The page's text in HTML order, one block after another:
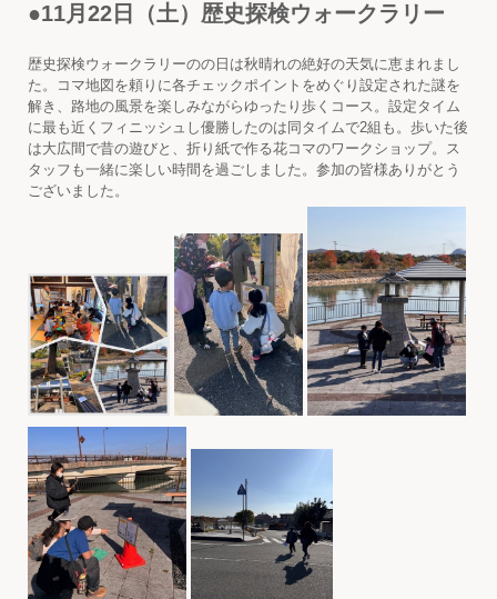
●11月22日（土）歴史探検ウォークラリー
歴史探検ウォークラリーのの日は秋晴れの絶好の天気に恵まれまし
た。コマ地図を頼りに各チェックポイントをめぐり設定された謎を
解き、路地の風景を楽しみながらゆったり歩くコース。設定タイム
に最も近くフィニッシュし優勝したのは同タイムで2組も。歩いた後
は大広間で昔の遊びと、折り紙で作る花コマのワークショップ。ス
タッフも一緒に楽しい時間を過ごしました。参加の皆様ありがとう
ございました。